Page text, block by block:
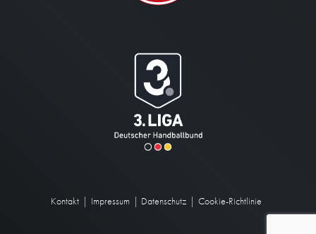
Kontakt Impressum Datenschutz Cookie-Richtlinie